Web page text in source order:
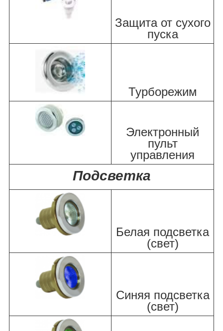
Защита от сухого
пуска
Турборежим
Электронный
пульт
управления
Подсветка
Белая подсветка
(свет)
Синяя подсветка
(свет)